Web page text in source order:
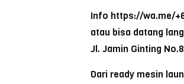
Info https://wa.me/
atau bisa datang
Jl. Jamin Ginting
Dari ready mesin